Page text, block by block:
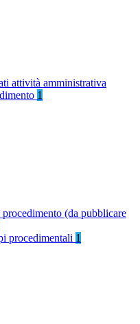
attività amministrativa
1
(da pubblicare
procedimentali 1